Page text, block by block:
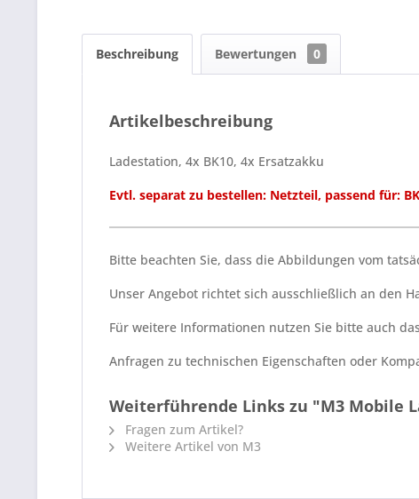
Beschreibung Bewertungen 0
Artikelbeschreibung
Ladestation, 4x BK10, 4x Ersatzakku
Evtl. separat zu bestellen: Netzteil, passend für:
Bitte beachten Sie, dass die Abbildungen vom
Unser Angebot richtet sich ausschließlich an den
Für weitere Informationen nutzen Sie bitte auch
Anfragen zu technischen Eigenschaften oder
Weiterführende Links zu "M3 Mobile
Fragen zum Artikel?
Weitere Artikel von M3